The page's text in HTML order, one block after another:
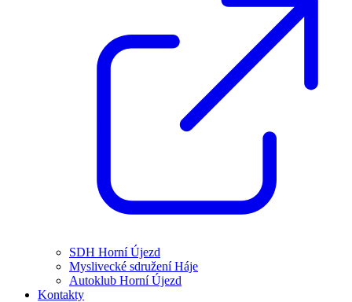
SDH Horní Újezd
Myslivecké sdružení Háje
Autoklub Horní Újezd
Kontakty